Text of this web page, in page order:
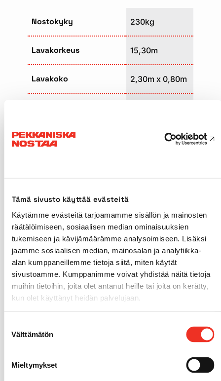
Tämä sivusto käyttää evästeitä
Käytämme evästeitä tarjoamamme sisällön ja mainosten
räätälöimiseen, sosiaalisen median ominaisuuksien
tukemiseen ja kävijämäärämme analysoimiseen. Lisäksi
jaamme sosiaalisen median, mainosalan ja analytiikka-
alan kumppaneillemme tietoja siitä, miten käytät
sivustoamme. Kumppanimme voivat yhdistää näitä tietoja
muihin tietoihin, joita olet antanut heille tai joita on kerätty,
kun olet käyttänyt heidän palvelujaan.
valinta
Välttämätön
Mieltymykset
Nostokyky 230kg
Lavakorkeus 15,30m
Lavakoko 2,30m x 0,80m
Kuljetuspituus
Käyttövoima Diesel
Sisärenkaat Ei
Ulkorenkaat Kyllä
Max. alustan kaltevuus
Mäennousukyky